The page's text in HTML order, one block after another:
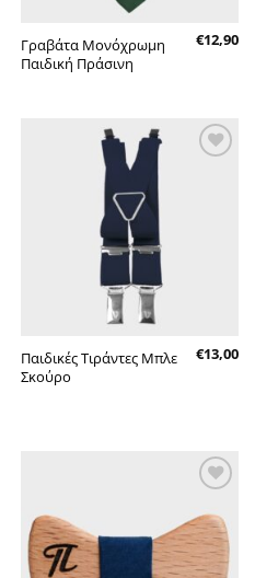
Γραβάτα Μονόχρωμη
Παιδική Πράσινη
€12,90
επιθυμητών
Παιδικές Τιράντες Μπλε
Σκούρο
€13,00
στην λίστα
επιθυμητών